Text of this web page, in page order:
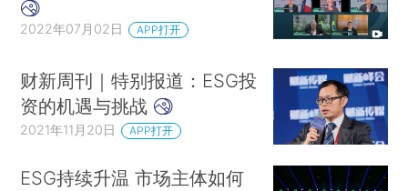
2022年07月02日 APP打开
财新周刊｜特别报道：ESG投
资的机遇与挑战
2021年11月20日 APP打开
ESG持续升温 市场主体如何